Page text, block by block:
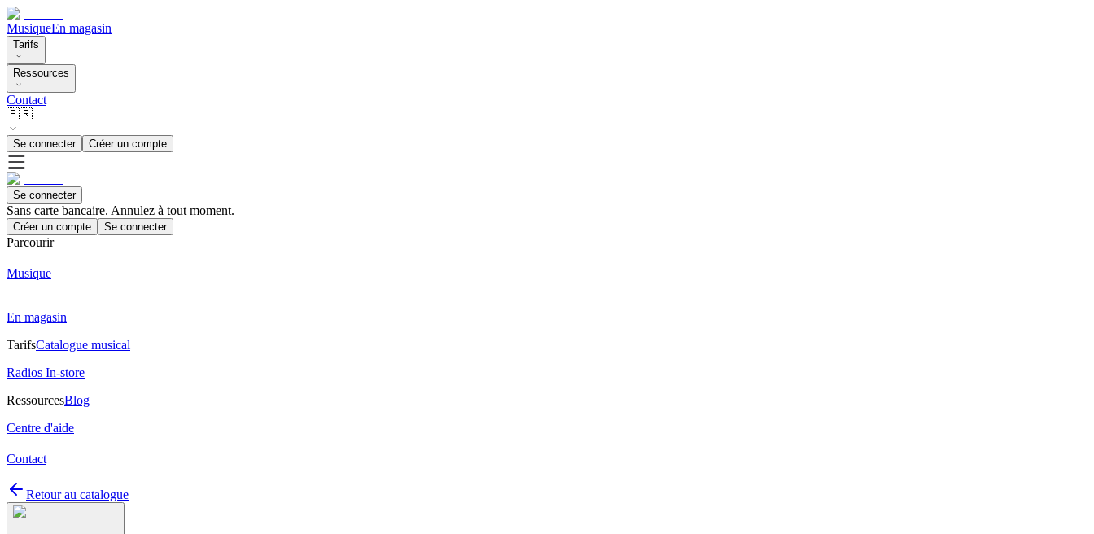
MusiqueEn magasin
Tarifs
Ressources
Contact
🇫🇷
Se connecter Créer un compte
Se connecter
Sans carte bancaire. Annulez à tout moment.
Créer un compte Se connecter
Parcourir
Musique
En magasin
TarifsCatalogue musical
Radios In-store
RessourcesBlog
Centre d'aide
Contact
Retour au catalogue